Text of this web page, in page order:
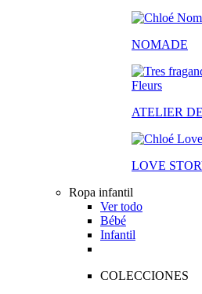
NOMADE
ATELIER
LOVE
Ropa infantil
Ver todo
Bébé
Infantil
COLECCIONES